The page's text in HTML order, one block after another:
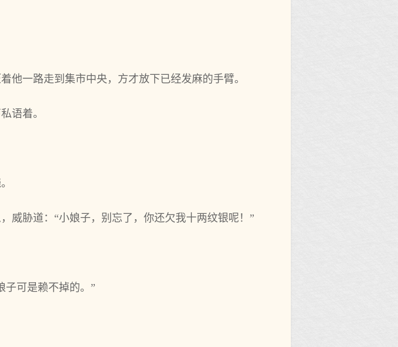
他一路走到集市中央，方才放下已经发麻的手臂。
语着。
威胁道：“小娘子，别忘了，你还欠我十两纹银呢！”
子可是赖不掉的。”